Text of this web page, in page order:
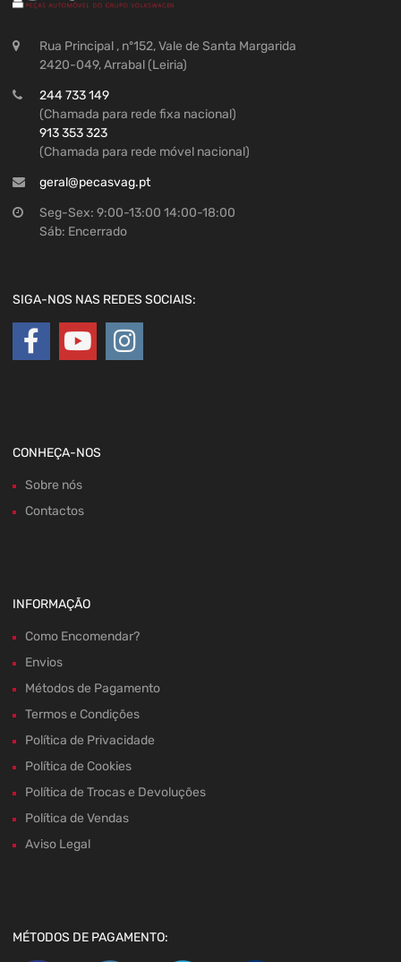
Rua Principal , nº152, Vale de Santa Margarida
2420-049, Arrabal (Leiria)
244 733 149
(Chamada para rede fixa nacional)
913 353 323
(Chamada para rede móvel nacional)
geral@pecasvag.pt
Seg-Sex: 9:00-13:00 14:00-18:00
Sáb: Encerrado
SIGA-NOS NAS REDES SOCIAIS:
CONHEÇA-NOS
Sobre nós
Contactos
INFORMAÇÃO
Como Encomendar?
Envios
Métodos de Pagamento
Termos e Condições
Política de Privacidade
Política de Cookies
Política de Trocas e Devoluções
Política de Vendas
Aviso Legal
MÉTODOS DE PAGAMENTO: